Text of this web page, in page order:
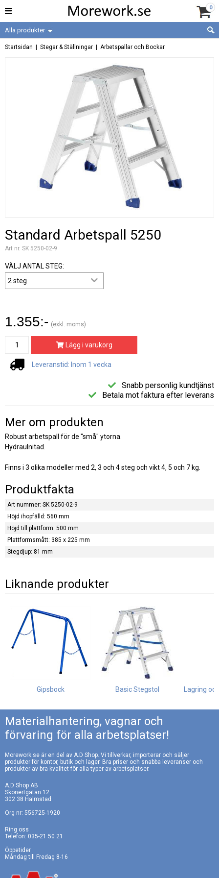
0
Alla produkter
Startsidan Stegar & Ställningar Arbetspallar och Bockar
Standard Arbetspall 5250
Art nr. SK 5250-02-9
VÄLJ ANTAL STEG:
1.355:- (exkl. moms)
Lägg i varukorg
Leveranstid: Inom 1 vecka
Snabb personlig kundtjänst
Betala mot faktura efter leverans
Mer om produkten
Robust arbetspall för de "små" ytorna.
Hydraulnitad.
Finns i 3 olika modeller med 2, 3 och 4 steg och vikt 4, 5 och 7 kg.
Produktfakta
Art nummer: SK 5250-02-9
Höjd ihopfälld: 560 mm
Höjd till plattform: 500 mm
Plattformsmått: 385 x 225 mm
Stegdjup: 81 mm
Liknande produkter
Gipsbock Basic Stegstol Lagring
Materialhantering, vagnar och
förvaring för alla arbetsplatser!
Morework.se är en del av A.D Shop. Vi tillverkar, importerar och säljer
produkter för kontor, butik och lager. Bra priser och snabba leveranser och
produkter av bra kvalitet för alla typer av arbetsplatser.
A.D Shop AB
Skonertgatan 12
302 38 Halmstad
Org nr: 556725-1920
Ring oss
Telefon: 035-21 50 21
Öppetider
Måndag till Fredag 8-16